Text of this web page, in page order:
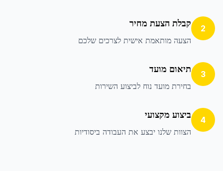
2 קבלת הצעת מחיר
הצעה מותאמת אישית לצרכים שלכם
3 תיאום מועד
בחירת מועד נוח לביצוע השירות
4 ביצוע מקצועי
הצוות שלנו יבצע את העבודה ביסודיות